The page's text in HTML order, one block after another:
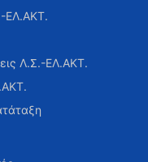
ΕΛ.ΑΚΤ.
Λ.Σ.-ΕΛ.ΑΚΤ.